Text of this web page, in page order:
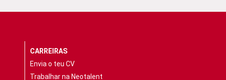
CARREIRAS
Envia o teu CV
Trabalhar na Neotalent